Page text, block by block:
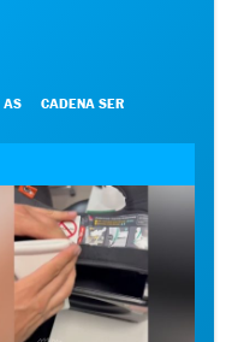
AS CADENA SER